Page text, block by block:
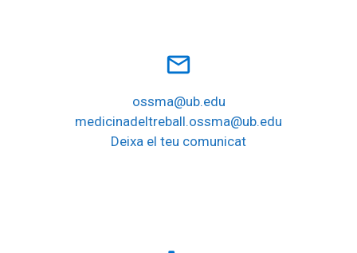
mail_outline
ossma@ub.edu
medicinadeltreball.ossma@ub.edu
Deixa el teu comunicat